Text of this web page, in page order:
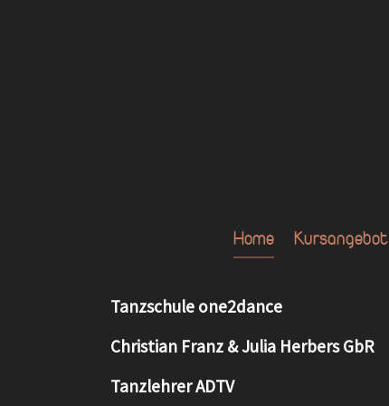
Home Kursangebot
Tanzschule one2dance
Christian Franz & Julia Herbers GbR
Tanzlehrer ADTV